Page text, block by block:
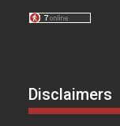
Disclaimers